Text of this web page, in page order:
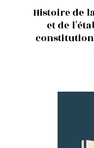
Histoire de
et de